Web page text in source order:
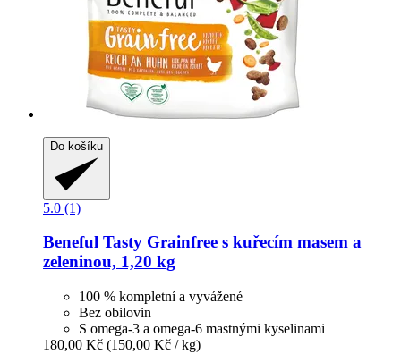
Do košíku
5.0 (1)
Beneful Tasty Grainfree s kuřecím masem a
zeleninou, 1,20 kg
100 % kompletní a vyvážené
Bez obilovin
S omega-3 a omega-6 mastnými kyselinami
180,00 Kč (150,00 Kč / kg)